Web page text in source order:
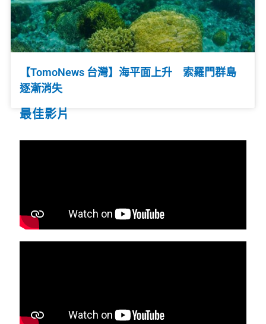
【TomoNews 台灣】海平面上升 索羅門群島
逐漸消失
最佳影片